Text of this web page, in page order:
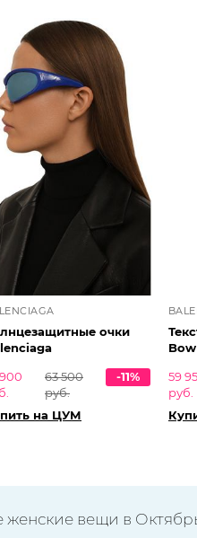
очки
63 500
руб.
-11%
на ЦУМ
59
руб.
женские вещи в